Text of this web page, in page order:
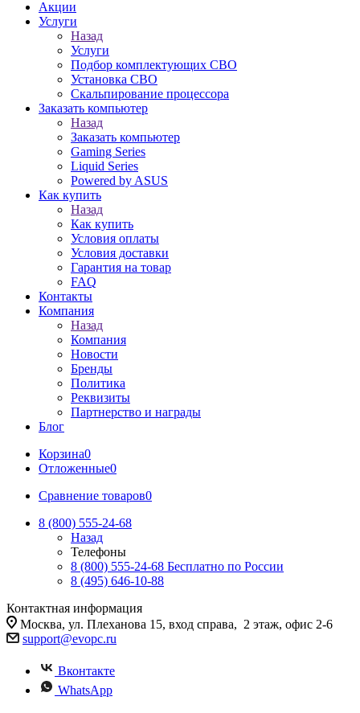
Акции
Услуги
Назад
Услуги
Подбор комплектующих СВО
Установка СВО
Скальпирование процессора
Заказать компьютер
Назад
Заказать компьютер
Gaming Series
Liquid Series
Powered by ASUS
Как купить
Назад
Как купить
Условия оплаты
Условия доставки
Гарантия на товар
FAQ
Контакты
Компания
Назад
Компания
Новости
Бренды
Политика
Реквизиты
Партнерство и награды
Блог
Корзина0
Отложенные0
Сравнение товаров0
8 (800) 555-24-68
Назад
Телефоны
8 (800) 555-24-68 Бесплатно по России
8 (495) 646-10-88
Контактная информация
Москва, ул. Плеханова 15, вход справа, 2 этаж, офис 2-6
support@evopc.ru
Вконтакте
WhatsApp